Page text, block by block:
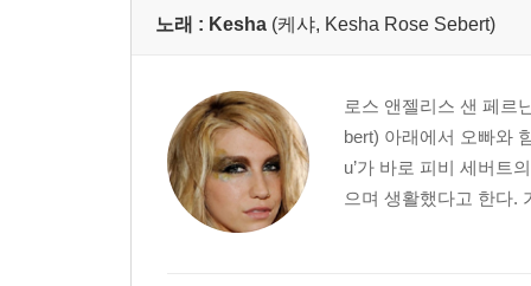
노래 : Kesha (케샤, Kesha Rose Sebert)
로스 앤젤리스 샌 페르
bert) 아래에서 오빠와
u’가 바로 피비 세버트
으며 생활했다고 한다.